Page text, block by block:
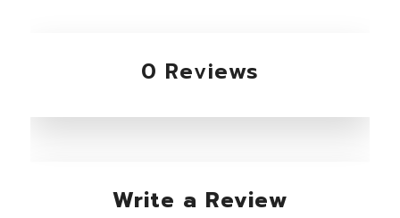
0 Reviews
Write a Review